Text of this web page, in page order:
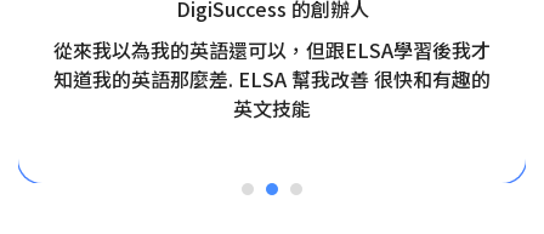
DigiSuccess 的創辦人
從來我以為我的英語還可以，但跟ELSA學習後我才
知道我的英語那麼差. ELSA 幫我改善 很快和有趣的
英文技能